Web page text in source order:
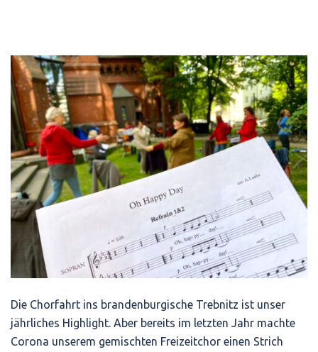
Die Chorfahrt ins brandenburgische Trebnitz ist unser
jährliches Highlight. Aber bereits im letzten Jahr machte
Corona unserem gemischten Freizeitchor einen Strich